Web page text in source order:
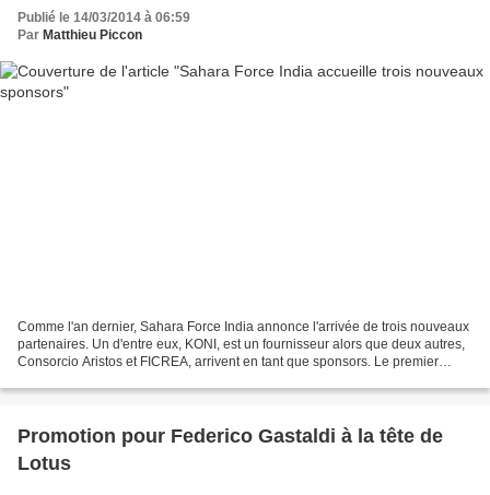
Publié le 14/03/2014 à 06:59
Par Matthieu Piccon
Comme l'an dernier, Sahara Force India annonce l'arrivée de trois nouveaux
partenaires. Un d'entre eux, KONI, est un fournisseur alors que deux autres,
Consorcio Aristos et FICREA, arrivent en tant que sponsors. Le premier
Promotion pour Federico Gastaldi à la tête de
Lotus